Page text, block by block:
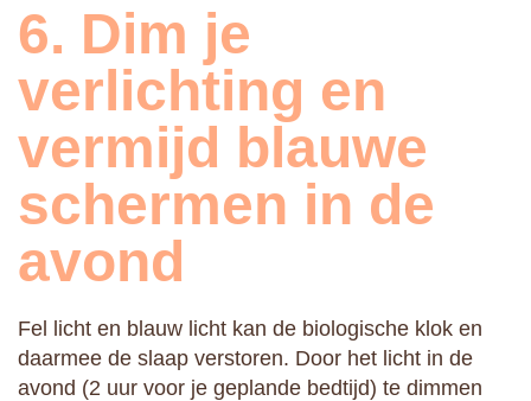
6. Dim je
verlichting en
vermijd blauwe
schermen in de
avond
Fel licht en blauw licht kan de biologische klok en
daarmee de slaap verstoren. Door het licht in de
avond (2 uur voor je geplande bedtijd) te dimmen